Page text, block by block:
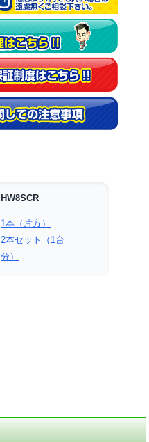
HW8SCR
1本（片方）
2本セット（1台
分）